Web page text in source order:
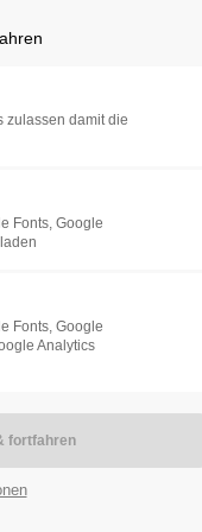
Inc.
Have any questions?
Drop us a line
info@yourdomain.com
zulassen damit die
Fonts, Google
Fonts, Google
Analytics